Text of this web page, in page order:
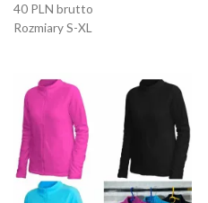
40 PLN brutto
Rozmiary S-XL